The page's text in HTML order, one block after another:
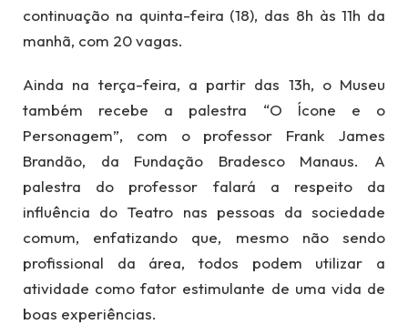
continuação na quinta-feira (18), das 8h às 11h da
manhã, com 20 vagas.
Ainda na terça-feira, a partir das 13h, o Museu
também recebe a palestra “O Ícone e o
Personagem”, com o professor Frank James
Brandão, da Fundação Bradesco Manaus. A
palestra do professor falará a respeito da
influência do Teatro nas pessoas da sociedade
comum, enfatizando que, mesmo não sendo
profissional da área, todos podem utilizar a
atividade como fator estimulante de uma vida de
boas experiências.